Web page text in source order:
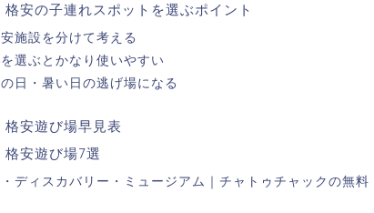
安の子連れスポットを選ぶポイント
施設を分けて考える
選ぶとかなり使いやすい
日・暑い日の逃げ場になる
安遊び場早見表
安遊び場7選
ディスカバリー・ミュージアム｜チャトゥチャックの無料